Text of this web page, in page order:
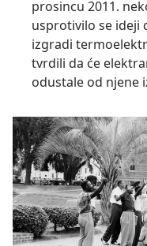
prosincu 2011.
usprotivilo se ideji
izgradi
tvrdili da će
odustale od njene